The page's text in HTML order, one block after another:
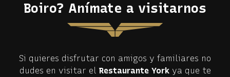
Boiro? Anímate a visitarnos
Si quieres disfrutar con amigos y familiares no
dudes en visitar el Restaurante Yorkya que te